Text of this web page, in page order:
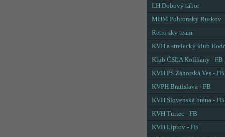
LH Dobový tábor
MHM Pohronský Ruskov
Retro sky team
KVH a strelecký klub
Klub ČSĽA Kolíňany - FB
KVH PS Záhorská Ves - FB
KVPH Bratislava - FB
KVH Slovenská brána - FB
KVH Turiec - FB
KVH Liptov - FB